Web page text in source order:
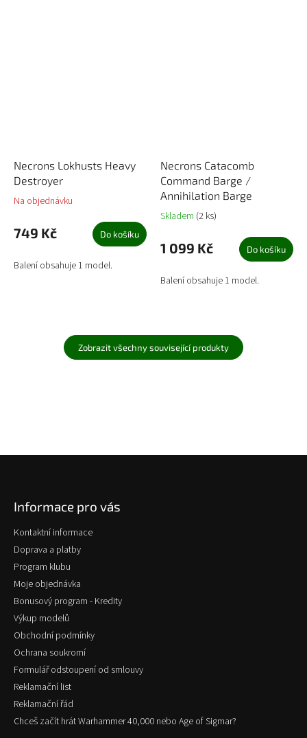
Necrons Lokhusts Heavy
Destroyer
Na objednávku
749 Kč Do košíku
Balení obsahuje 1 model.
Necrons Catacomb
Command Barge /
Annihilation Barge
Skladem (2 ks)
1 099 Kč Do košíku
Balení obsahuje 1 model.
Zobrazit všechny související produkty
Informace pro vás
Kontaktní informace
Doprava a platby
Program klubu
Moje objednávka
Bonusový program - Kredity
Výkup modelů
Obchodní podmínky
Ochrana soukromí
Formulář odstoupení od smlouvy
Reklamační list
Reklamační řád
Chceš začít hrát Warhammer 40,000 nebo Age of Sigmar?